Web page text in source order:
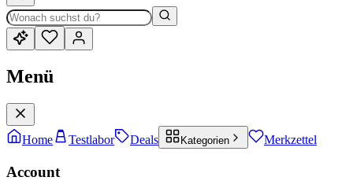
Menü
Home Testlabor Deals Kategorien Merkzettel
Account